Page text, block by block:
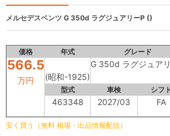
メルセデスベンツ G 350d ラグジュアリーP ()
価格 年式 グレード
566.5
万円 (昭和-1925)
G 350d ラグジュア
型式 車検 シフト
463348 2027/03 FA
安く買う（無料 相場・出品情報配信）